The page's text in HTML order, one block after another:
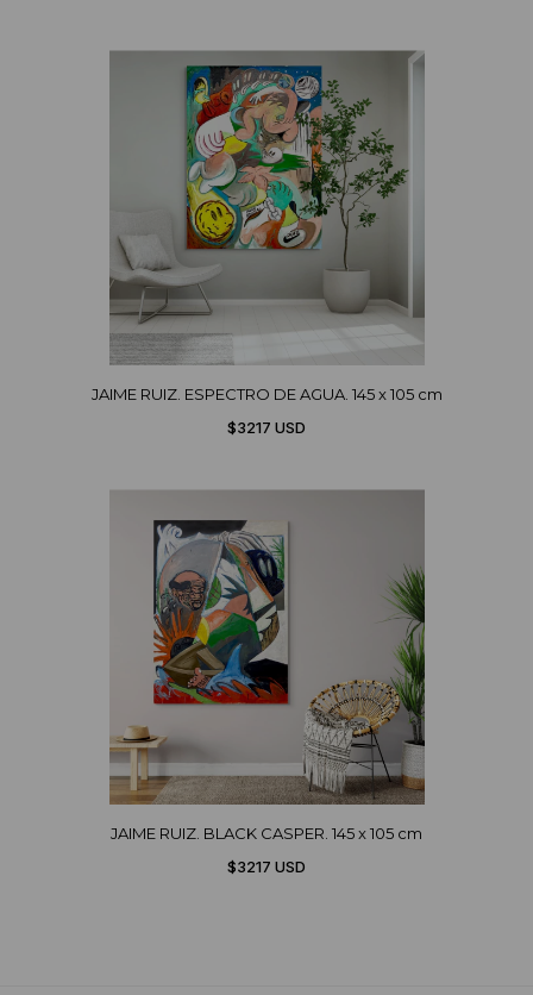
JAIME RUIZ. ESPECTRO DE AGUA. 145 x 105 cm
$3217 USD
JAIME RUIZ. BLACK CASPER. 145 x 105 cm
$3217 USD